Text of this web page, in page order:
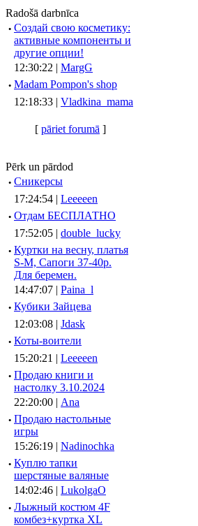
Radošā darbnīca
· Создай свою косметику:
активные компоненты и
другие опции!
12:30:22 | MargG
· Madam Pompon's shop
12:18:33 | Vladkina_mama
[ pāriet forumā ]
Pērk un pārdod
· Сникерсы
17:24:54 | Leeeeen
· Отдам БЕСПЛАТНО
17:52:05 | double_lucky
· Куртки на весну, платья
S-M, Сапоги 37-40р.
Для беремен.
14:47:07 | Paina_l
· Кубики Зайцева
12:03:08 | Jdask
· Коты-воители
15:20:21 | Leeeeen
· Продаю книги и
настолку 3.10.2024
22:20:00 | Ana
· Продаю настольные
игры
15:26:19 | Nadinochka
· Куплю тапки
шерстяные валяные
14:02:46 | LukolgaO
· Лыжный костюм 4F
комбез+куртка XL